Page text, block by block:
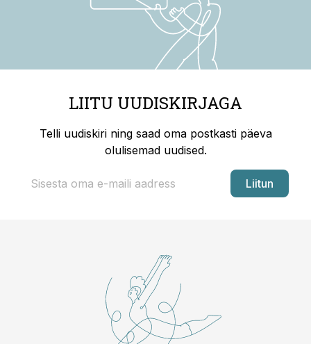
LIITU UUDISKIRJAGA
Telli uudiskiri ning saad oma postkasti päeva
olulisemad uudised.
Liitun